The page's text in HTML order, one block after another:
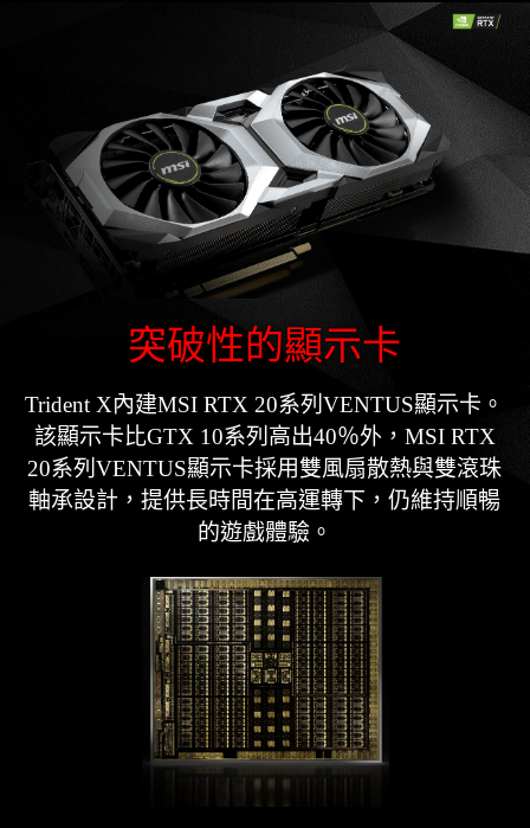
突破性的顯示卡
Trident X內建MSI RTX 20系列VENTUS顯示卡。
該顯示卡比GTX 10系列高出40％外，MSI RTX
20系列VENTUS顯示卡採用雙風扇散熱與雙滾珠
軸承設計，提供長時間在高運轉下，仍維持順暢
的遊戲體驗。